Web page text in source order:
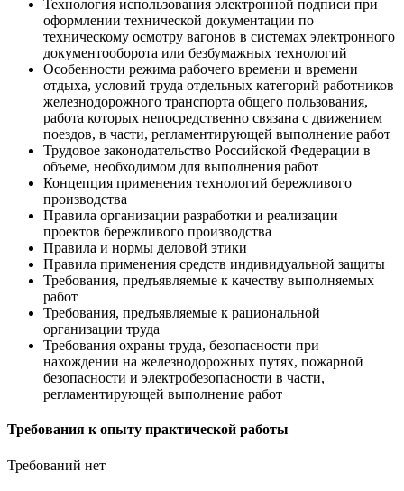
Технология использования электронной подписи при
оформлении технической документации по
техническому осмотру вагонов в системах электронного
документооборота или безбумажных технологий
Особенности режима рабочего времени и времени
отдыха, условий труда отдельных категорий работников
железнодорожного транспорта общего пользования,
работа которых непосредственно связана с движением
поездов, в части, регламентирующей выполнение работ
Трудовое законодательство Российской Федерации в
объеме, необходимом для выполнения работ
Концепция применения технологий бережливого
производства
Правила организации разработки и реализации
проектов бережливого производства
Правила и нормы деловой этики
Правила применения средств индивидуальной защиты
Требования, предъявляемые к качеству выполняемых
работ
Требования, предъявляемые к рациональной
организации труда
Требования охраны труда, безопасности при
нахождении на железнодорожных путях, пожарной
безопасности и электробезопасности в части,
регламентирующей выполнение работ
Требования к опыту практической работы
Требований нет